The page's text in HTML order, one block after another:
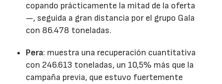
copando prácticamente la mitad de la oferta
—, seguida a gran distancia por el grupo Gala
con 86.478 toneladas.
Pera: muestra una recuperación cuantitativa
con 246.613 toneladas, un 10,5% más que la
campaña previa, que estuvo fuertemente